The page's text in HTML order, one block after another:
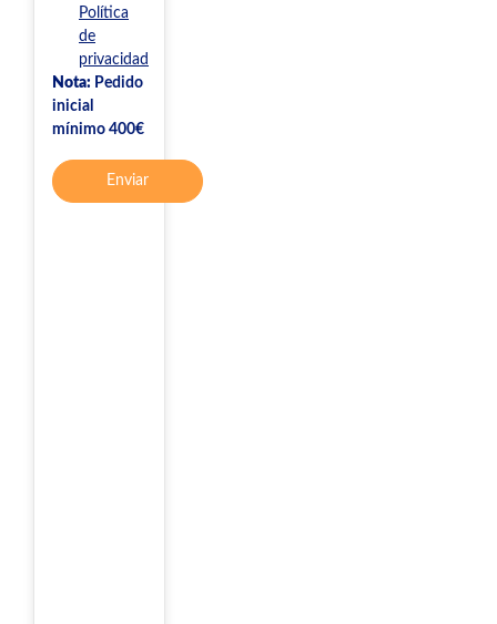
Política
de
privacidad
Nota: Pedido
inicial
mínimo 400€
Enviar